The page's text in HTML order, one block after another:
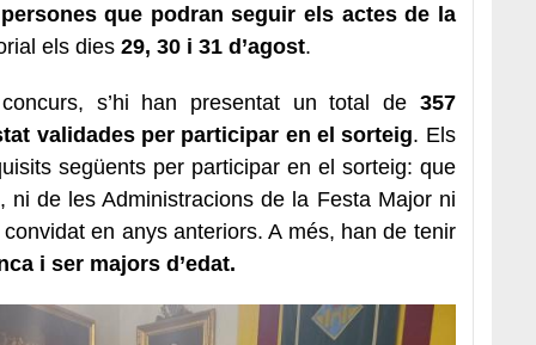
que podran seguir els actes de la
els dies 29, 30 i 31 d’agost.
s’hi han presentat un total de 357
validades per participar en el sorteig. Els
següents per participar en el sorteig: que
ni de les Administracions de la Festa Major ni
en anys anteriors. A més, han de tenir
i ser majors d’edat.